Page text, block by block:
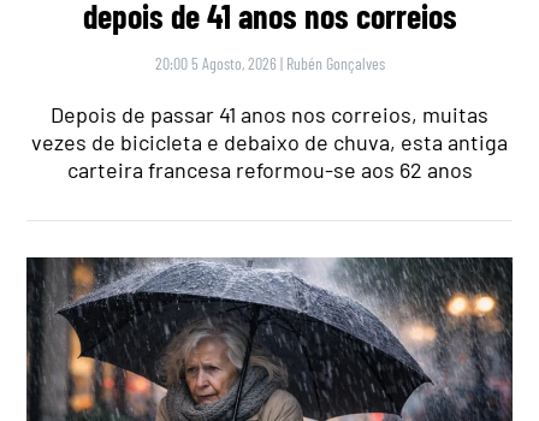
depois de 41 anos nos correios
20:00 5 Agosto, 2026 | Rubén Gonçalves
Depois de passar 41 anos nos correios, muitas
vezes de bicicleta e debaixo de chuva, esta antiga
carteira francesa reformou-se aos 62 anos